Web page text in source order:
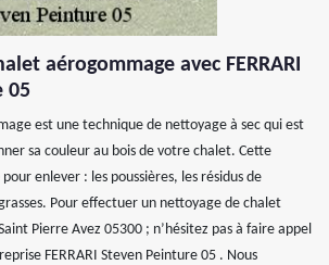
aérogommage avec FERRARI
05
est une technique de nettoyage à sec qui est
sa couleur au bois de votre chalet. Cette
enlever : les poussières, les résidus de
Pour effectuer un nettoyage de chalet
Pierre Avez 05300 ; n’hésitez pas à faire appel
FERRARI Steven Peinture 05 . Nous